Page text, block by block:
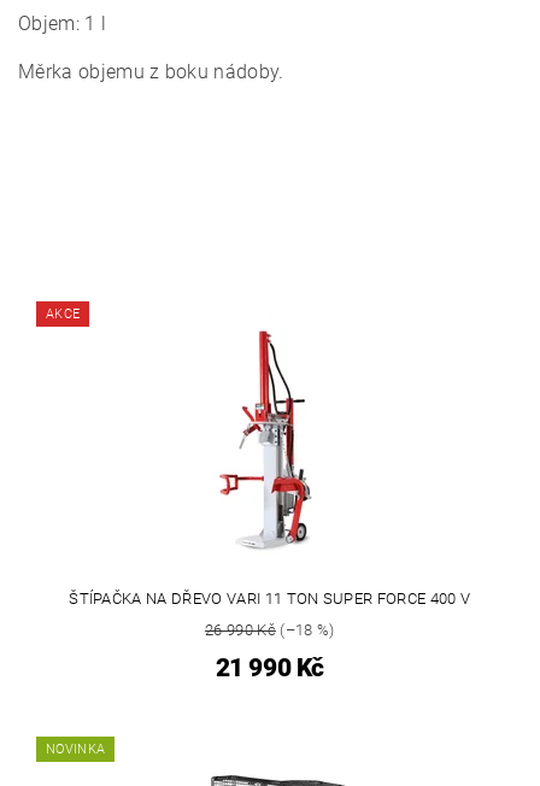
Objem: 1 l
Měrka objemu z boku nádoby.
AKCE
ŠTÍPAČKA NA DŘEVO VARI 11 TON SUPER FORCE 400 V
26 990 Kč(–18 %)
21 990 Kč
NOVINKA